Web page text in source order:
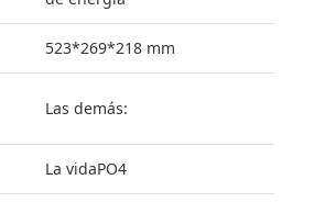
523*269*218 mm
Las demás:
La vidaPO4